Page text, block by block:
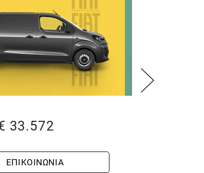
33.572
ΕΠΙΚΟΙΝΩΝΙΑ